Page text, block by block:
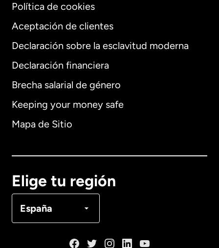
Política de cookies
Aceptación de clientes
Declaración sobre la esclavitud moderna
Declaración financiera
Brecha salarial de género
Keeping your money safe
Mapa de Sitio
Elige tu región
España
Internacional English
Alemania
Français